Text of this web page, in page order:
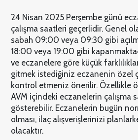
24 Nisan 2025 Perşembe günü
çalışma saatleri geçerlidir. Genel
sabah 09:00 veya 09:30 gibi
18:00 veya 19:00 gibi
ve eczanelere göre küçük
gitmek istediğiniz eczanenin özel
kontrol etmeniz önerilir. Özellikle
AVM içindeki eczanelerin çalışma
gösterebilir. Eczanelerin bugün
olması, ilaç alışverişlerinizi
olacaktır.